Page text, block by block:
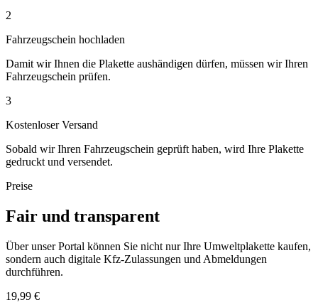
2
Fahrzeugschein hochladen
Damit wir Ihnen die Plakette aushändigen dürfen, müssen wir Ihren
Fahrzeugschein prüfen.
3
Kostenloser Versand
Sobald wir Ihren Fahrzeugschein geprüft haben, wird Ihre Plakette
gedruckt und versendet.
Preise
Fair und transparent
Über unser Portal können Sie nicht nur Ihre Umweltplakette kaufen,
sondern auch digitale Kfz-Zulassungen und Abmeldungen
durchführen.
19,99 €